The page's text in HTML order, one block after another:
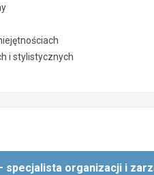
i stylistycznych
specjalista organizacji i